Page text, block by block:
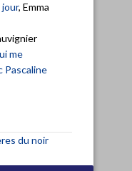
, Emma
me
Pascaline
du noir